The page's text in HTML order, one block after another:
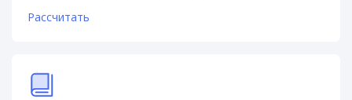
Рассчитать